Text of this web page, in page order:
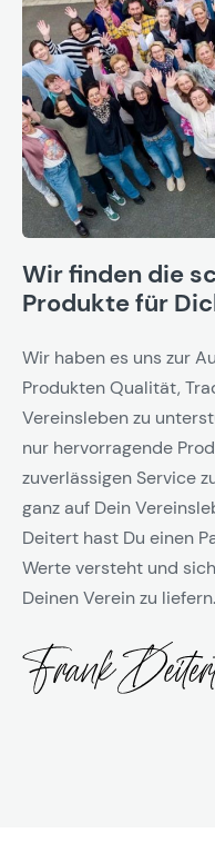
Wir finden die
Produkte für
Wir haben es uns zur
Produkten Qualität,
Vereinsleben zu
nur hervorragende
zuverlässigen Service
ganz auf Dein
Deitert hast Du einen
Werte versteht und
Deinen Verein zu liefern.